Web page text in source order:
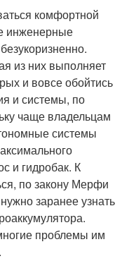
комфортной
инженерные
из них выполняет
и вовсе обойтись
и системы, по
чаще владельцам
системы
и гидробак. К
по закону Мерфи
заранее узнать
проблемы им